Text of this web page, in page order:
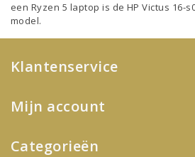
een Ryzen 5 laptopis de HP Victus 16-
model.
Klantenservice
Mijn account
Categorieën